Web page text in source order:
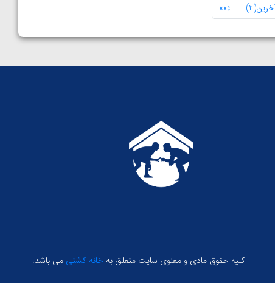
»»»
کلیه حقوق مادی و معنوی سایت متعلق به خانه کشتی می باشد.